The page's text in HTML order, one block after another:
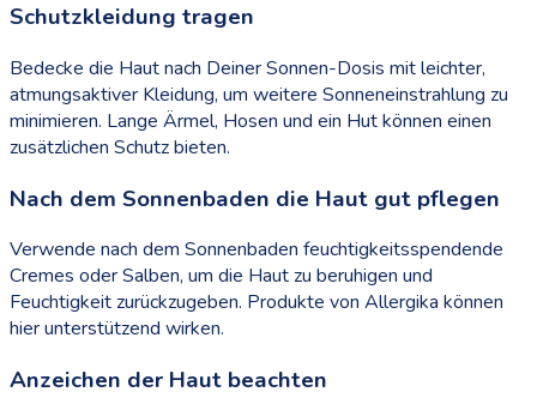
Schutzkleidung tragen
Bedecke die Haut nach Deiner Sonnen-Dosis mit leichter,
atmungsaktiver Kleidung, um weitere Sonneneinstrahlung zu
minimieren. Lange Ärmel, Hosen und ein Hut können einen
zusätzlichen Schutz bieten.
Nach dem Sonnenbaden die Haut gut pflegen
Verwende nach dem Sonnenbaden feuchtigkeitsspendende
Cremes oder Salben, um die Haut zu beruhigen und
Feuchtigkeit zurückzugeben. Produkte von Allergika können
hier unterstützend wirken.
Anzeichen der Haut beachten